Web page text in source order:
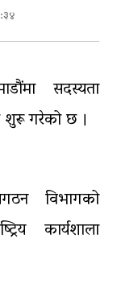
छ…
प्रदेशको
सिँचाइ
र अधिकृत
सदस्यता
शुरू गरेको छ ।
विभागको
कार्यशाला